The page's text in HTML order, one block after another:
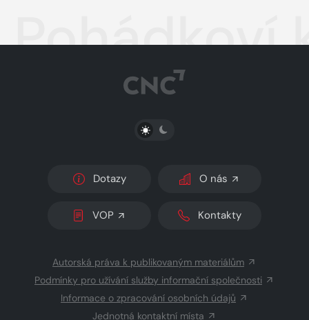
Pohádkoví
PŘEPNOUT SVĚTLÝ/TMAVÝ REŽIM
Dotazy O nás
VOP Kontakty
Autorská práva k publikovaným materiálům
Podmínky pro užívání služby informační společnosti
Informace o zpracování osobních údajů
Jednotná kontaktní místa